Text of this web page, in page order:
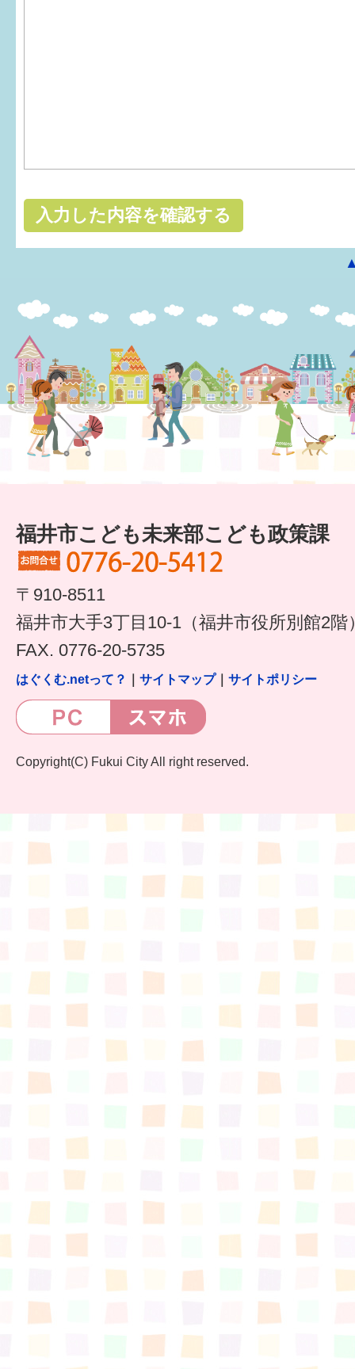
福井市こども未来部こども政策課
〒910-8511
福井市大手3丁目10-1（福井市役所別館2階
FAX. 0776-20-5735
はぐくむ.netって？ サイトマップ｜ サイトポリシー
Copyright(C) Fukui City All right reserved.
パパもママも子育て
すまいるサポート行事案内